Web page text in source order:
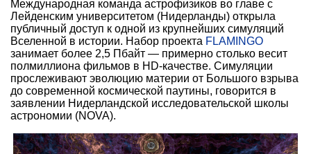
Международная команда астрофизиков во главе с
Лейденским университетом (Нидерланды) открыла
публичный доступ к одной из крупнейших симуляций
Вселенной в истории. Набор проекта FLAMINGO
занимает более 2,5 Пбайт — примерно столько весит
полмиллиона фильмов в HD-качестве. Симуляции
прослеживают эволюцию материи от Большого взрыва
до современной космической паутины, говорится в
заявлении Нидерландской исследовательской школы
астрономии (NOVA).